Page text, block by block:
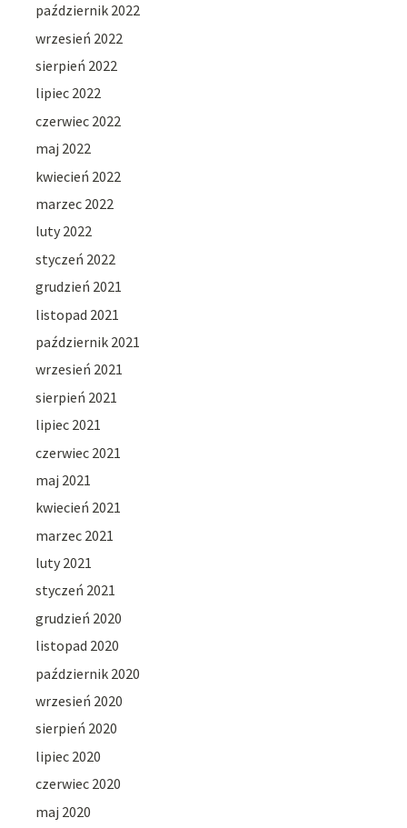
październik 2022
wrzesień 2022
sierpień 2022
lipiec 2022
czerwiec 2022
maj 2022
kwiecień 2022
marzec 2022
luty 2022
styczeń 2022
grudzień 2021
listopad 2021
październik 2021
wrzesień 2021
sierpień 2021
lipiec 2021
czerwiec 2021
maj 2021
kwiecień 2021
marzec 2021
luty 2021
styczeń 2021
grudzień 2020
listopad 2020
październik 2020
wrzesień 2020
sierpień 2020
lipiec 2020
czerwiec 2020
maj 2020